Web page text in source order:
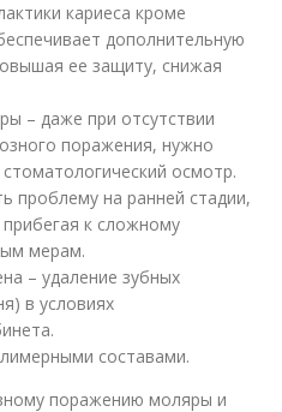
кариеса кроме
дополнительную
ее защиту, снижая
– даже при отсутствии
поражения, нужно
осмотр.
проблему на ранней стадии,
к сложному
мерам.
– удаление зубных
в условиях
составами.
поражению моляры и